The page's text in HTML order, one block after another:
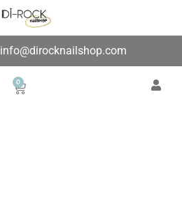
info@dirocknailshop.com
0